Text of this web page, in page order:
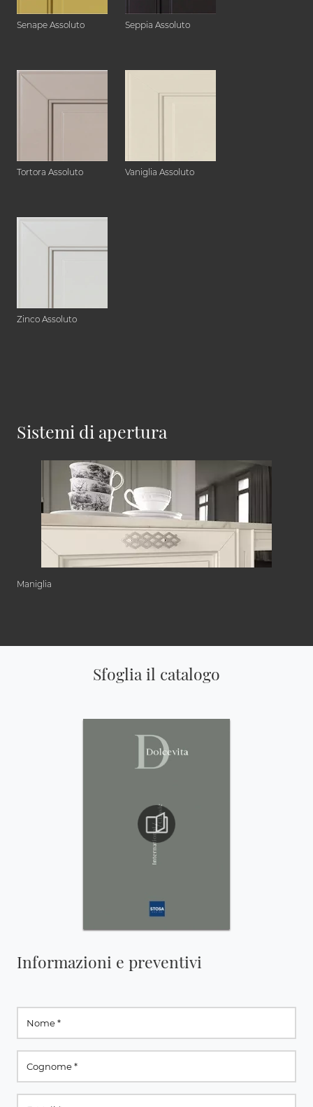
Senape Assoluto Seppia Assoluto
Tortora Assoluto Vaniglia Assoluto
Zinco Assoluto
Sistemi di apertura
Maniglia
Sfoglia il catalogo
Informazioni e preventivi